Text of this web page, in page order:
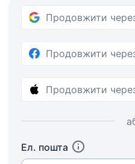
Продовжити
Продовжити
Продовжити
Ел. пошта